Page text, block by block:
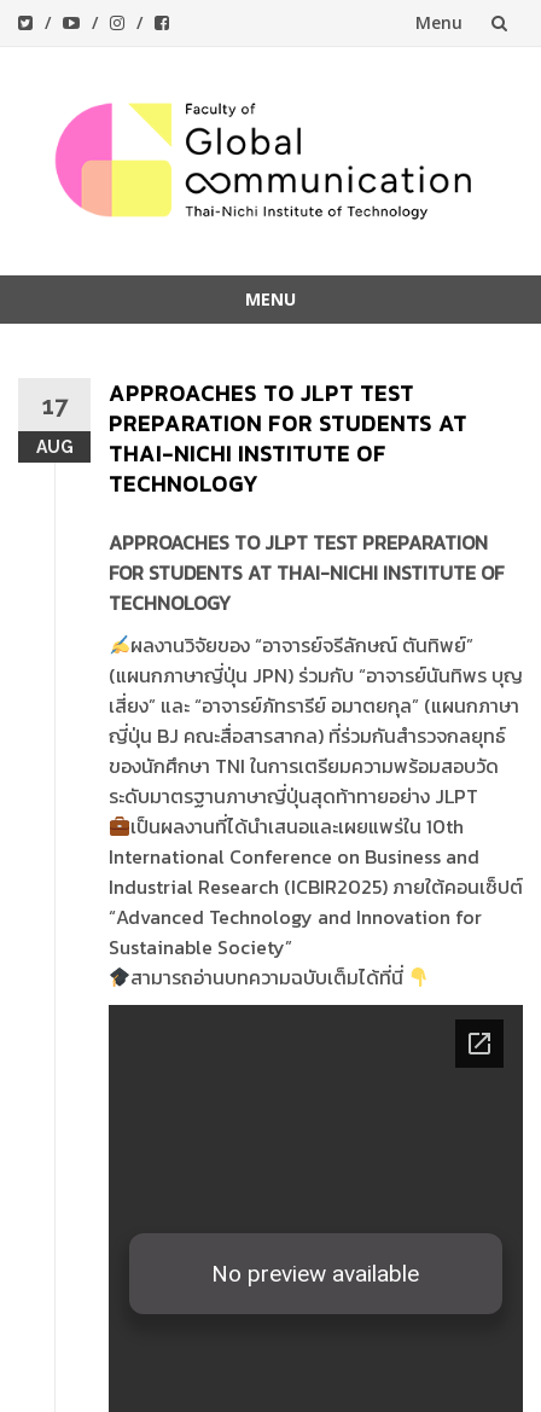
Menu
content
MENU
content
17
AUG
APPROACHES TO JLPT TEST
PREPARATION FOR STUDENTS AT
THAI-NICHI INSTITUTE OF
TECHNOLOGY
APPROACHES TO JLPT TEST PREPARATION
FOR STUDENTS AT THAI-NICHI INSTITUTE OF
TECHNOLOGY
ผลงานวิจัยของ “อาจารย์จรีลักษณ์ ตันทิพย์”
(แผนกภาษาญี่ปุ่น JPN) ร่วมกับ “อาจารย์นันทิพร บุญ
เสี่ยง” และ “อาจารย์ภัทรารีย์ อมาตยกุล” (แผนกภาษา
ญี่ปุ่น BJ คณะสื่อสารสากล) ที่ร่วมกันสำรวจกลยุทธ์
ของนักศึกษา TNI ในการเตรียมความพร้อมสอบวัด
ระดับมาตรฐานภาษาญี่ปุ่นสุดท้าทายอย่าง JLPT
เป็นผลงานที่ได้นำเสนอและเผยแพร่ใน 10th
International Conference on Business and
Industrial Research (ICBIR2025) ภายใต้คอนเซ็ปต์
“Advanced Technology and Innovation for
Sustainable Society”
สามารถอ่านบทความฉบับเต็มได้ที่นี่